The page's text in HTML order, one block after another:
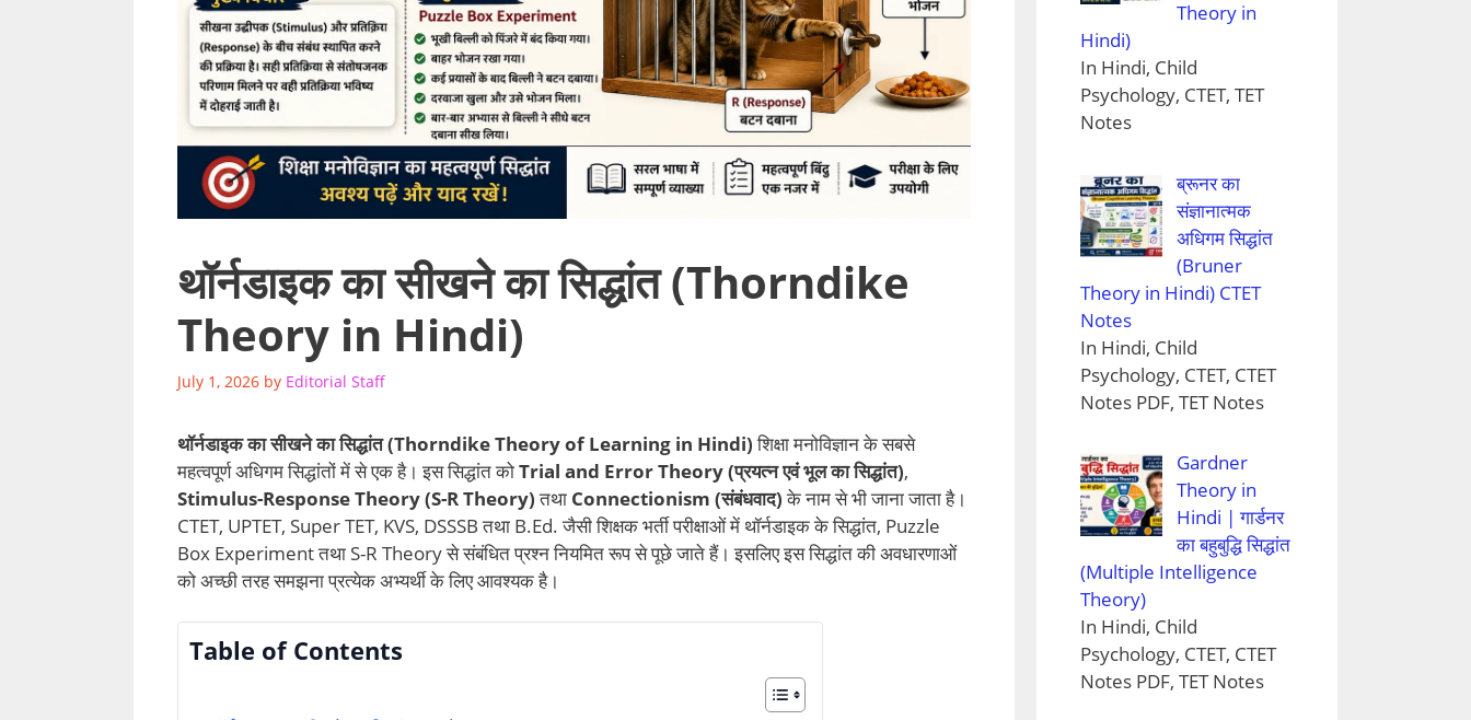
थॉर्नडाइक का सीखने का सिद्धांत (Thorndike
Theory in Hindi)
July 1, 2026 by Editorial Staff
थॉर्नडाइक का सीखने का सिद्धांत (Thorndike Theory of Learning in Hindi)शिक्षा मनोविज्ञान के सबसे
महत्वपूर्ण अधिगम सिद्धांतों में से एक है। इस सिद्धांत कोTrial and Error Theory (प्रयत्न एवं भूल का सिद्धांत),
Stimulus-Response Theory (S-R Theory)तथा Connectionism (संबंधवाद)के नाम से भी जाना जाता है।
CTET, UPTET, Super TET, KVS, DSSSB तथा B.Ed. जैसी शिक्षक भर्ती परीक्षाओं में थॉर्नडाइक के सिद्धांत, Puzzle
Box Experiment तथा S-R Theory से संबंधित प्रश्न नियमित रूप से पूछे जाते हैं। इसलिए इस सिद्धांत की अवधारणाओं
को अच्छी तरह समझना प्रत्येक अभ्यर्थी के लिए आवश्यक है।
Table of Contents
Theory in
Hindi)
In Hindi, Child
Psychology, CTET, TET
Notes
ब्रूनर का
संज्ञानात्मक
अधिगम सिद्धांत
(Bruner
Theory in Hindi) CTET
Notes
In Hindi, Child
Psychology, CTET, CTET
Notes PDF, TET Notes
Gardner
Theory in
Hindi | गार्डनर
का बहुबुद्धि सिद्धांत
(Multiple Intelligence
Theory)
In Hindi, Child
Psychology, CTET, CTET
Notes PDF, TET Notes